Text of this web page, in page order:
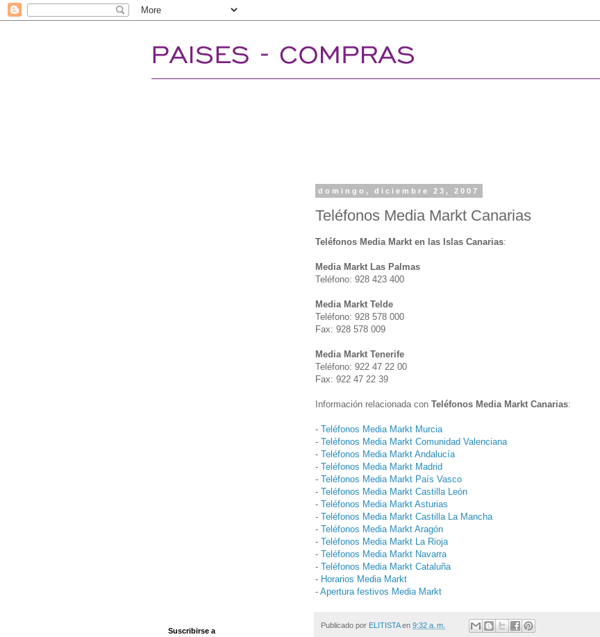
domingo, diciembre 23, 2007
Teléfonos Media Markt Canarias
Teléfonos Media Markt en las Islas Canarias:
Media Markt Las Palmas
Teléfono: 928 423 400
Media Markt Telde
Teléfono: 928 578 000
Fax: 928 578 009
Media Markt Tenerife
Teléfono: 922 47 22 00
Fax: 922 47 22 39
Información relacionada con Teléfonos Media Markt Canarias:
- Teléfonos Media Markt Murcia
- Teléfonos Media Markt Comunidad Valenciana
- Teléfonos Media Markt Andalucía
- Teléfonos Media Markt Madrid
- Teléfonos Media Markt País Vasco
- Teléfonos Media Markt Castilla León
- Teléfonos Media Markt Asturias
- Teléfonos Media Markt Castilla La Mancha
- Teléfonos Media Markt Aragón
- Teléfonos Media Markt La Rioja
- Teléfonos Media Markt Navarra
- Teléfonos Media Markt Cataluña
- Horarios Media Markt
- Apertura festivos Media Markt
Publicado por ELITISTA en 9:32 a. m.
Suscribirse a